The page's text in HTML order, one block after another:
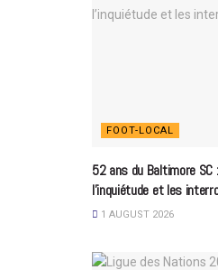
FOOT-LOCAL
52 ans du Baltimore
l’inquiétude et les
1 AUGUST 2026